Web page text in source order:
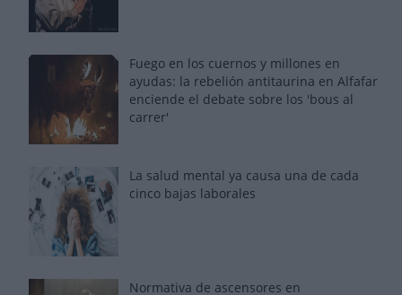
Fuego en los cuernos y millones en
ayudas: la rebelión antitaurina en Alfafar
enciende el debate sobre los 'bous al
carrer'
La salud mental ya causa una de cada
cinco bajas laborales
Normativa de ascensores en